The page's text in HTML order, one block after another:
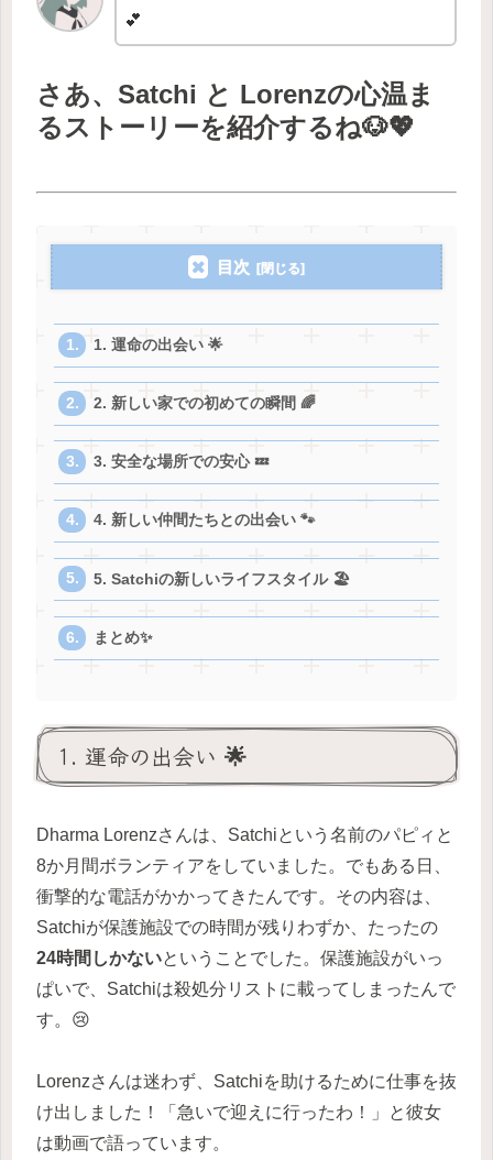
💕
さあ、Satchi と Lorenzの心温ま
るストーリーを紹介するね🐶💖
目次
1. 運命の出会い 🌟
2. 新しい家での初めての瞬間 🌈
3. 安全な場所での安心 💤
4. 新しい仲間たちとの出会い 🐾
5. Satchiの新しいライフスタイル 🏖️
まとめ✨
1. 運命の出会い 🌟
Dharma Lorenzさんは、Satchiという名前のパピィと
8か月間ボランティアをしていました。でもある日、
衝撃的な電話がかかってきたんです。その内容は、
Satchiが保護施設での時間が残りわずか、たったの
24時間しかないということでした。保護施設がいっ
ぱいで、Satchiは殺処分リストに載ってしまったんで
す。😢
Lorenzさんは迷わず、Satchiを助けるために仕事を抜
け出しました！「急いで迎えに行ったわ！」と彼女
は動画で語っています。